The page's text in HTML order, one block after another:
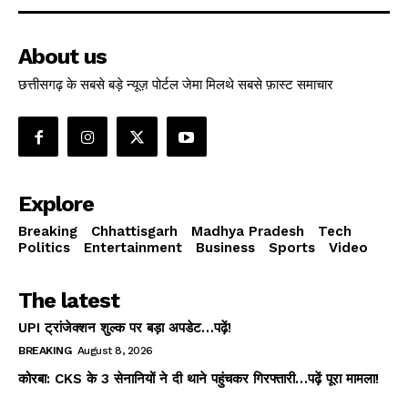
About us
छत्तीसगढ़ के सबसे बड़े न्यूज़ पोर्टल जेमा मिलथे सबसे फ़ास्ट समाचार
Explore
Breaking Chhattisgarh Madhya Pradesh
Tech
Politics
Entertainment Business Sports Video
The latest
UPI ट्रांजेक्शन शुल्क पर बड़ा अपडेट…पढ़ें!
BREAKING August 8, 2026
कोरबा: CKS के 3 सेनानियों ने दी थाने पहुंचकर गिरफ्तारी…पढ़ें पूरा मामला!